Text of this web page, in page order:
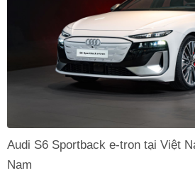
Audi S6 Sportback e-tron tại Việt
Nam